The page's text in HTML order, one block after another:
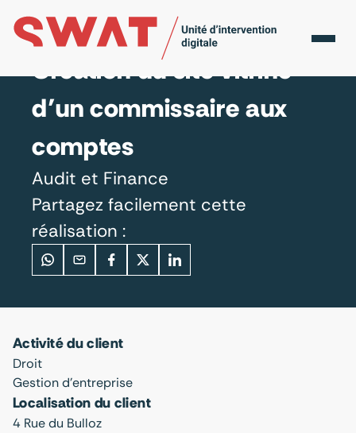
Accueil Réalisations Audit et Finance
Création du site vitrine
d’un commissaire aux
comptes
Audit et Finance
Partagez facilement cette
réalisation :
Activité du client
Droit
Gestion d'entreprise
Localisation du client
4 Rue du Bulloz